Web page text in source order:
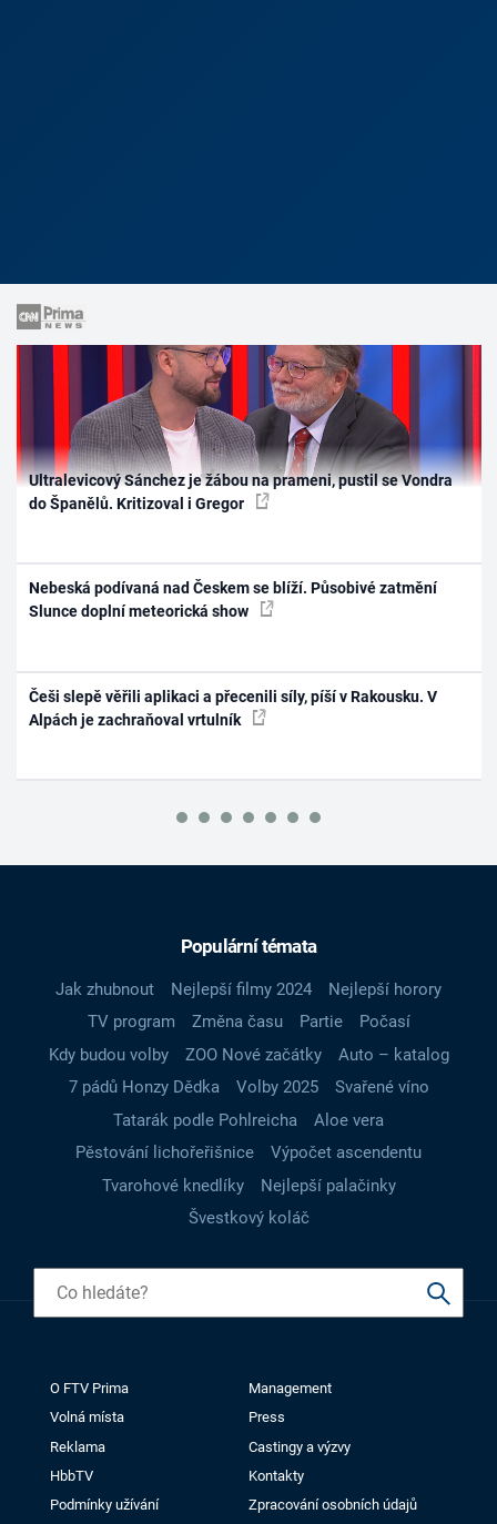
Ultralevicový Sánchez je žábou na prameni, pustil se Vondra
do Španělů. Kritizoval i Gregor
Nebeská podívaná nad Českem se blíží. Působivé zatmění
Slunce doplní meteorická show
Češi slepě věřili aplikaci a přecenili síly, píší v Rakousku. V
Alpách je zachraňoval vrtulník
Populární témata
Jak zhubnout Nejlepší filmy 2024
Nejlepší horory
TV program
Změna času Partie
Počasí
Kdy budou volby
ZOO Nové začátky
Auto – katalog
7 pádů Honzy Dědka
Volby 2025
Svařené víno
Tatarák podle Pohlreicha
Aloe vera
Pěstování lichořeřišnice
Výpočet ascendentu
Tvarohové knedlíky
Nejlepší palačinky
Švestkový koláč
O FTV Prima
Management
Volná místa
Press
Reklama
Castingy a výzvy
HbbTV
Kontakty
Podmínky užívání
Zpracování osobních údajů